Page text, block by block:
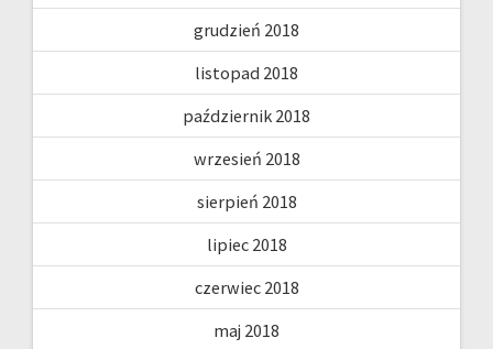
grudzień 2018
listopad 2018
październik 2018
wrzesień 2018
sierpień 2018
lipiec 2018
czerwiec 2018
maj 2018